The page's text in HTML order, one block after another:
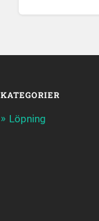
KATEGORIER
Löpning